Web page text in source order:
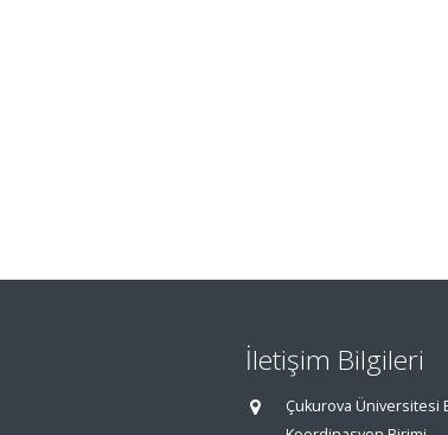
İletişim Bilgileri
Çukurova Üniversitesi